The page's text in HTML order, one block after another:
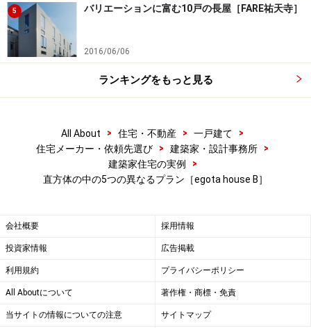
5 バリエーションに富む10戸の長屋［FARE祐天寺］
2016/06/06
ランキングをもっと見る
All About > 住宅・不動産 > 一戸建て
>
住宅メーカー・依頼先選び
> 建築家・設計事務所
>
建築家住宅の実例
>
直方体の中の5つの異なるプラン［egota house B］
会社概要 採用情報
投資家情報 広告掲載
利用規約 プライバシーポリシー
All Aboutについて 著作権・商標・免責
当サイトの情報についての注意 サイトマップ